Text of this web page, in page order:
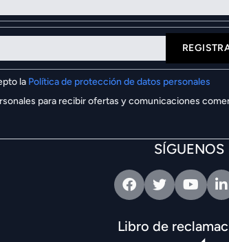
la Política de protección de datos personales
para recibir ofertas y comunicaciones
SÍGUENOS
FacebookTwitterYoutube
Libro de